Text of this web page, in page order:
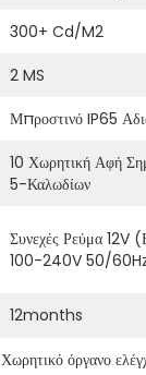
300+ Cd/m2
2 MS
Μπροστινό IP65
10 Χωρητική Αφή
5-Καλωδίων
Συνεχές Ρεύμα 12V
100-240V 50/
12months
Χωρητικό όργανο